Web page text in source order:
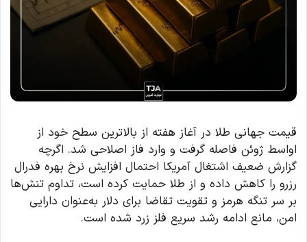
قیمت جهانی طلا در آغاز هفته از بالاترین سطح خود از
اواسط ژوئن فاصله گرفت و وارد فاز اصلاحی شد. اگرچه
گزارش ضعیف اشتغال آمریکا احتمال افزایش نرخ بهره فدرال
رزرو را کاهش داده و از طلا حمایت کرده است، تداوم تنش‌ها
بر سر تنگه هرمز و تقویت تقاضا برای دلار به‌عنوان دارایی
امن، مانع ادامه رشد سریع فلز زرد شده است.